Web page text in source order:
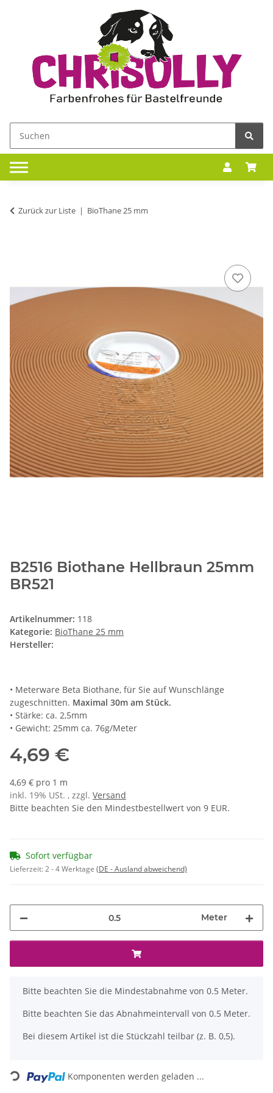
Zurück zur Liste BioThane 25 mm
B2516 Biothane Hellbraun 25mm
BR521
Artikelnummer: 118
Kategorie: BioThane 25 mm
Hersteller:
• Meterware Beta Biothane, für Sie auf Wunschlänge
zugeschnitten. Maximal 30m am Stück.
• Stärke: ca. 2,5mm
• Gewicht: 25mm ca. 76g/Meter
4,69 €
4,69 € pro 1 m
inkl. 19% USt. , zzgl. Versand
Bitte beachten Sie den Mindestbestellwert von 9 EUR.
Sofort verfügbar
Lieferzeit:2 - 4 Werktage (DE - Ausland abweichend)
Meter
x
Bitte beachten Sie die Mindestabnahme von 0.5 Meter.
Bitte beachten Sie das Abnahmeintervall von 0.5 Meter.
Bei diesem Artikel ist die Stückzahl teilbar (z. B. 0,5).
Loading... Komponenten werden geladen ...